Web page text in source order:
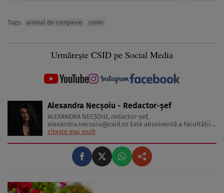
Tags: animal de companie somn
Urmărește CSID pe Social Media
Alexandra Necșoiu - Redactor-șef
ALEXANDRA NECŞOIU, redactor-șef,
alexandra.necsoiu@csid.ro Este absolventă a Facultăţii
de Jurnalism şi Ştiinţele Comunicării şi deţine o diplomă
Iubeşte să scrie şi nu se vede făcând altceva, acesta fiind
visul ei încă de pe ...
citește mai mult